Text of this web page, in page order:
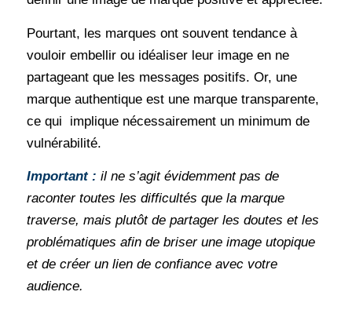
Pourtant, les marques ont souvent tendance à
vouloir embellir ou idéaliser leur image en ne
partageant que les messages positifs. Or, une
marque authentique est une marque transparente,
ce qui implique nécessairement un minimum de
vulnérabilité.
Important : il ne s’agit évidemment pas de
raconter toutes les difficultés que la marque
traverse, mais plutôt de partager les doutes et les
problématiques afin de briser une image utopique
et de créer un lien de confiance avec votre
audience.